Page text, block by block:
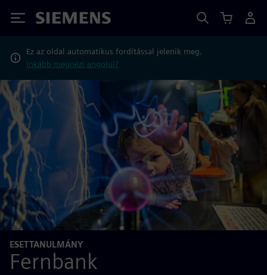
Siemens
Ez az oldal automatikus fordítással jelenik meg.
Inkább megnézi angolul?
ESETTANULMÁNY
Fernbank